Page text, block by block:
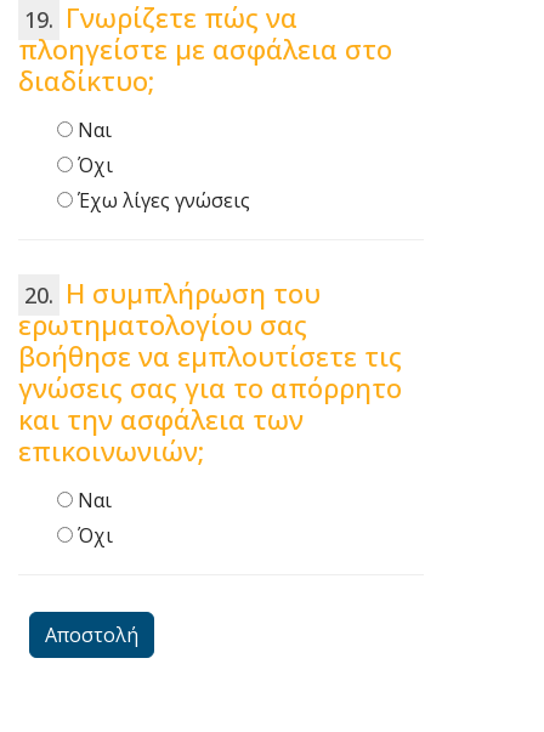
Γνωρίζετε πώς να
πλοηγείστε με ασφάλεια στο
διαδίκτυο;
Ναι
Όχι
Έχω λίγες γνώσεις
Η συμπλήρωση του
ερωτηματολογίου σας
βοήθησε να εμπλουτίσετε τις
γνώσεις σας για το απόρρητο
και την ασφάλεια των
επικοινωνιών;
Ναι
Όχι
Αποστολή